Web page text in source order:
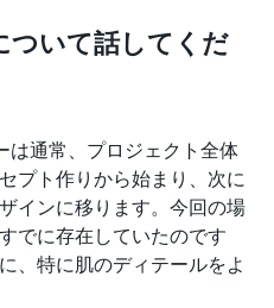
ついて話してくだ
は通常、プロジェクト全体
プト作りから始まり、次に
インに移ります。今回の場
でに存在していたのです
、特に肌のディテールをよ